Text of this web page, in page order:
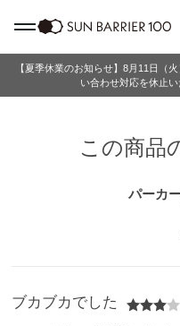
商品カテゴリ
メンズ
【夏季休業のお知らせ】8月11日（
い合わせ対応を休止
この商品
パーカ
ブカブカでした